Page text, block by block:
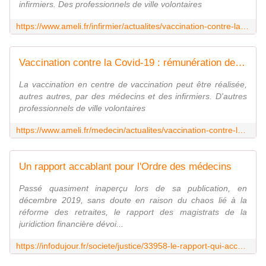
infirmiers. Des professionnels de ville volontaires
Vaccination contre la Covid-19 : rémunération des médecins en centres de vaccination
La vaccination en centre de vaccination peut être réalisée,
autres autres, par des médecins et des infirmiers. D'autres
professionnels de ville volontaires
Un rapport accablant pour l'Ordre des médecins
Passé quasiment inaperçu lors de sa publication, en
décembre 2019, sans doute en raison du chaos lié à la
réforme des retraites, le rapport des magistrats de la
juridiction financière dévoi...